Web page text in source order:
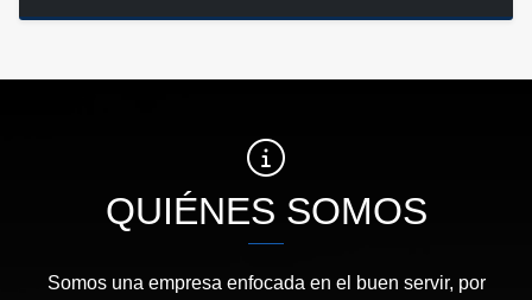
QUIÉNES SOMOS
Somos una empresa enfocada en el buen servir, por